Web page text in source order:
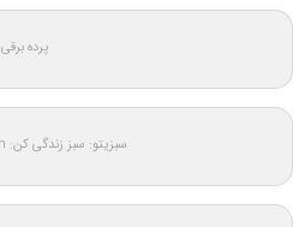
پرده برقی
سبزیتو: سبز زندگی کن: Sabzito.com